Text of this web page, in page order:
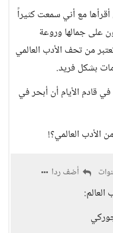
أن أقرأها مع أني سمعت كثيراً
على جمالها وروعة
من تحف الأدب العالمي
بشكل فريد.
في قادم الأيام أن أبحر في
العالمي؟!
أضف ردا